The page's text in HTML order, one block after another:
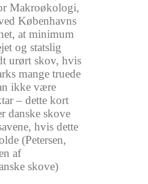
Makroøkologi,
Københavns
at minimum
og statslig
urørt skov, hvis
mange truede
ikke være
– dette kort
danske skove
hvis dette
(Petersen,
af
skove)